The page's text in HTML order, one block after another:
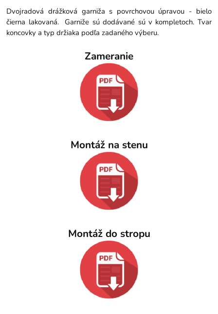
Dvojradová drážková garniža s povrchovou úpravou - bielo
čierna lakovaná. Garniže sú dodávané sú v kompletoch. Tvar
koncovky a typ držiaka podľa zadaného výberu.
Zameranie
Montáž na stenu
Montáž do stropu